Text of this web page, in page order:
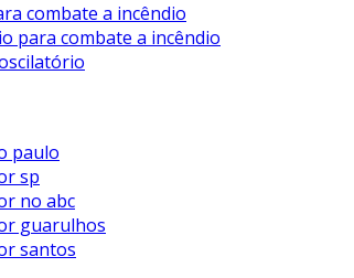
combate a incêndio
para combate a incêndio
paulo
sp
no abc
guarulhos
santos